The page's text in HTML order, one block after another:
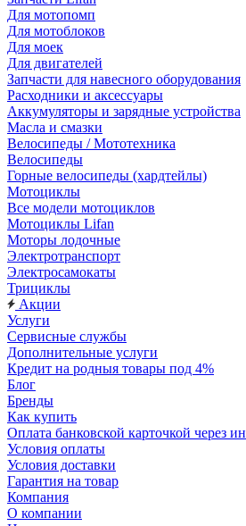
Для мотопомп
Для мотоблоков
Для моек
Для двигателей
Запчасти для навесного оборудования
Расходники и аксессуары
Аккумуляторы и зарядные устройства
Масла и смазки
Велосипеды / Мототехника
Велосипеды
Горные велосипеды (хардтейлы)
Мотоциклы
Все модели мотоциклов
Мотоциклы Lifan
Моторы лодочные
Электротранспорт
Электросамокаты
Трициклы
Акции
Услуги
Сервисные службы
Дополнительные услуги
Кредит на родныя товары под 4%
Блог
Бренды
Как купить
Оплата банковской карточкой через
Условия оплаты
Условия доставки
Гарантия на товар
Компания
О компании